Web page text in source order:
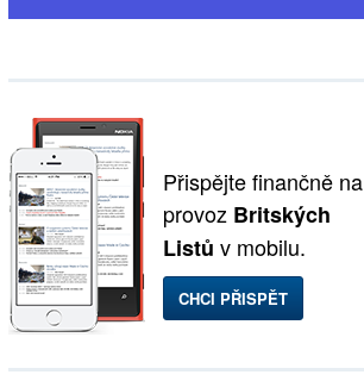
Přispějte finančně na
provoz Britských
Listů v mobilu.
CHCI PŘISPĚT